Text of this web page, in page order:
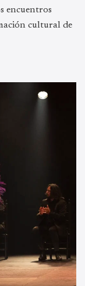
encuentros
cultural de